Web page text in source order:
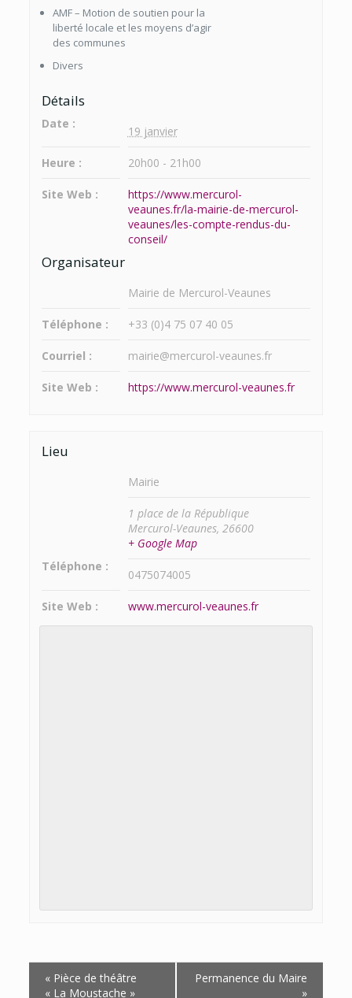
AMF – Motion de soutien pour la
liberté locale et les moyens d’agir
des communes
Divers
Détails
Date :
19 janvier
Heure : 20h00 - 21h00
Site Web :
https://www.mercurol-
veaunes.fr/la-mairie-de-mercurol-
veaunes/les-compte-rendus-du-
conseil/
Organisateur
Mairie de Mercurol-Veaunes
Téléphone : +33 (0)4 75 07 40 05
Courriel : mairie@mercurol-veaunes.fr
Site Web : https://www.mercurol-veaunes.fr
Lieu
Mairie
1 place de la République
Mercurol-Veaunes, 26600
+ Google Map
Téléphone :
0475074005
Site Web : www.mercurol-veaunes.fr
Navigation
Évènement
«Pièce de théâtre
« La Moustache »
Permanence du Maire
»